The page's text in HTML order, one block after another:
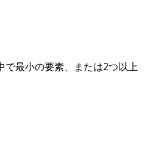
最小の要素、または2つ以上